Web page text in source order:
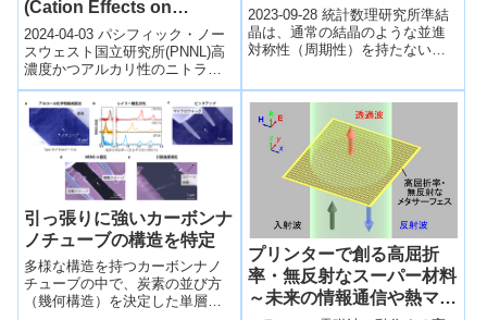
(Cation Effects on
Radicals from Nitrite)
2024-04-03 パシフィック・ノー
スウェスト国立研究所(PNNL)高
濃度かつアルカリ性のニトライ
ト溶液が紫外線に曝されると、
様々な種類のラジカルが生成さ
れ...
2023-09-28 統計数理研究所準結
晶は、通常の結晶のような並進
対称性（周期性）を持たない
結晶が...
引っ張りに強いカーボンナ
ノチューブの構造を特定
多様な構造を持つカーボンナノ
チューブの中で、炭素の並び方
（幾何構造）を決定した単層カ
プリンターで創る高屈折
率・無反射なスーパー材料
～未来の情報通信や熱マネ